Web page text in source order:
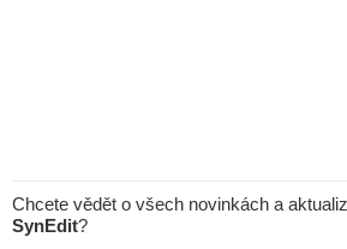
Chcete vědět o všech novinkách a
SynEdit?